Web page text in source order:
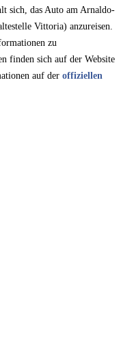
sich, das Auto am Arnaldo-
Vittoria) anzureisen.
zu
finden sich auf der Website
auf der offiziellen